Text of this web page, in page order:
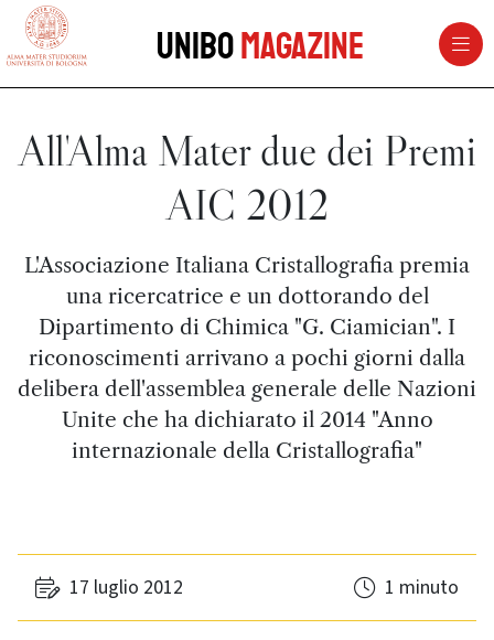
vai al contenuto della pagina
UniboMagazine
All'Alma Mater due dei Premi
AIC 2012
L'Associazione Italiana Cristallografia premia
una ricercatrice e un dottorando del
Dipartimento di Chimica "G. Ciamician". I
riconoscimenti arrivano a pochi giorni dalla
delibera dell'assemblea generale delle Nazioni
Unite che ha dichiarato il 2014 "Anno
internazionale della Cristallografia"
17 luglio 2012 1 minuto